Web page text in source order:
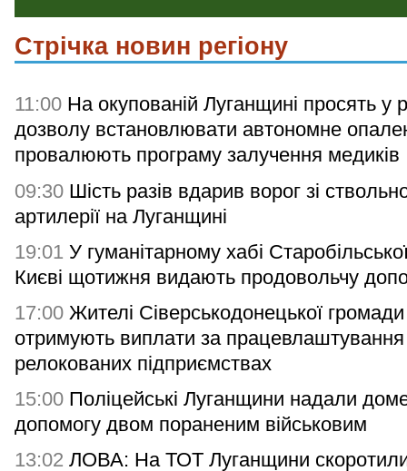
Стрічка новин регіону
11:00 На окупованій Луганщині просять у
дозволу встановлювати автономне
провалюють програму залучення медиків
09:30 Шість разів вдарив ворог зі
артилерії на Луганщині
19:01 У гуманітарному хабі
Києві щотижня видають продовольчу
17:00 Жителі Сіверськодонецької
отримують виплати за
релокованих підприємствах
15:00 Поліцейські Луганщини надали
допомогу двом пораненим військовим
13:02 ЛОВА: На ТОТ Луганщини